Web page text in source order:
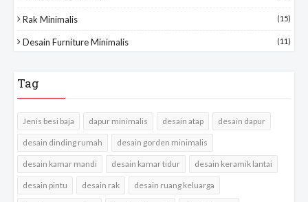
Rak Minimalis (15)
Desain Furniture Minimalis (11)
Tag
Jenis besi baja dapur minimalis desain atap desain dapur
desain dinding rumah desain gorden minimalis
desain kamar mandi desain kamar tidur desain keramik lantai
desain pintu desain rak desain ruang keluarga